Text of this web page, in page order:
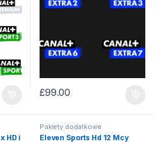
£99.00
HD i
Pakiety dodatkowe
Eleven Sports Hd 12 Mcy